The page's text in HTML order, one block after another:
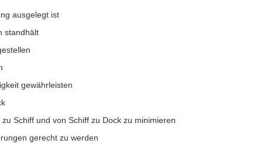
ausgelegt ist
standhält
gewährleisten
Schiff und von Schiff zu Dock zu minimieren
gerecht zu werden